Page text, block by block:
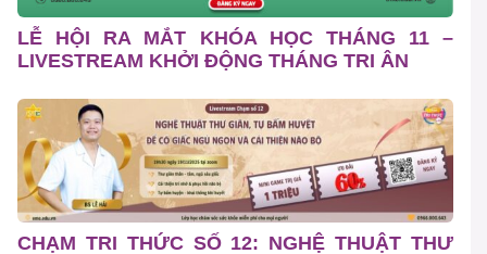
LỄ HỘI RA MẮT KHÓA HỌC THÁNG 11 –
LIVESTREAM KHỞI ĐỘNG THÁNG TRI ÂN
CHẠM TRI THỨC SỐ 12: NGHỆ THUẬT THƯ